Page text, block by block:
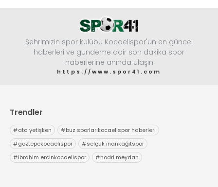
Şehrimizin spor kulübü Kocaelispor'un en güncel
haberleri ve gündeme dair son dakika spor
haberlerine anında ulaşın
https://www.spor41.com
Trendler
#ata yetişken #buz sporlarıkocaelispor haberleri
#göztepekocaelispor #selçuk inankağıtspor
#ibrahim ercinkocaelispor #hodri meydan